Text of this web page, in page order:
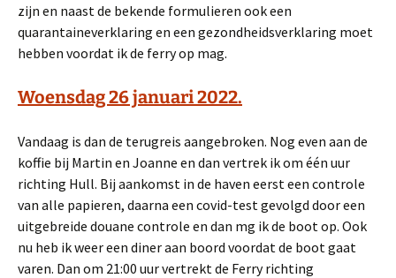
zijn en naast de bekende formulieren ook een
quarantaineverklaring en een gezondheidsverklaring moet
hebben voordat ik de ferry op mag.
Woensdag 26 januari 2022.
Vandaag is dan de terugreis aangebroken. Nog even aan de
koffie bij Martin en Joanne en dan vertrek ik om één uur
richting Hull. Bij aankomst in de haven eerst een controle
van alle papieren, daarna een covid-test gevolgd door een
uitgebreide douane controle en dan mg ik de boot op. Ook
nu heb ik weer een diner aan boord voordat de boot gaat
varen. Dan om 21:00 uur vertrekt de Ferry richting